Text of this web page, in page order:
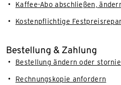
Kaffee-Abo abschließen,
Kostenpflichtige
Bestellung & Zahlung
Bestellung ändern oder
Rechnungskopie anfordern